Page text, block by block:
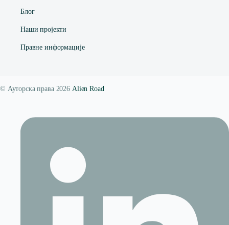
Блог
Наши пројекти
Правне информације
© Ауторска права 2026 Alien Road